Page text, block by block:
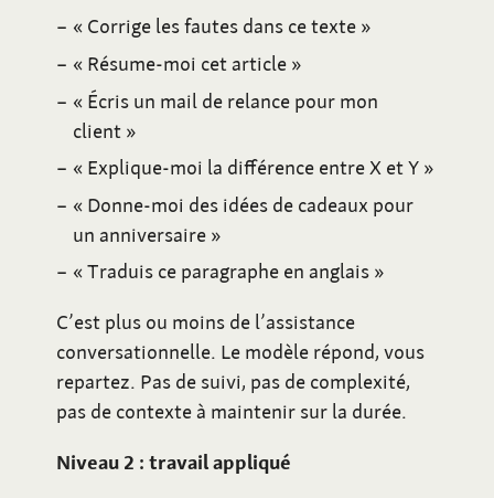
« Corrige les fautes dans ce texte »
« Résume-moi cet article »
« Écris un mail de relance pour mon
client »
« Explique-moi la différence entre X et Y »
« Donne-moi des idées de cadeaux pour
un anniversaire »
«Traduis ce paragraphe en anglais »
C’est plus ou moins de l’assistance
conversationnelle. Le modèle répond, vous
repartez. Pas de suivi, pas de complexité,
pas de contexte à maintenir sur la durée.
Niveau 2 : travail appliqué